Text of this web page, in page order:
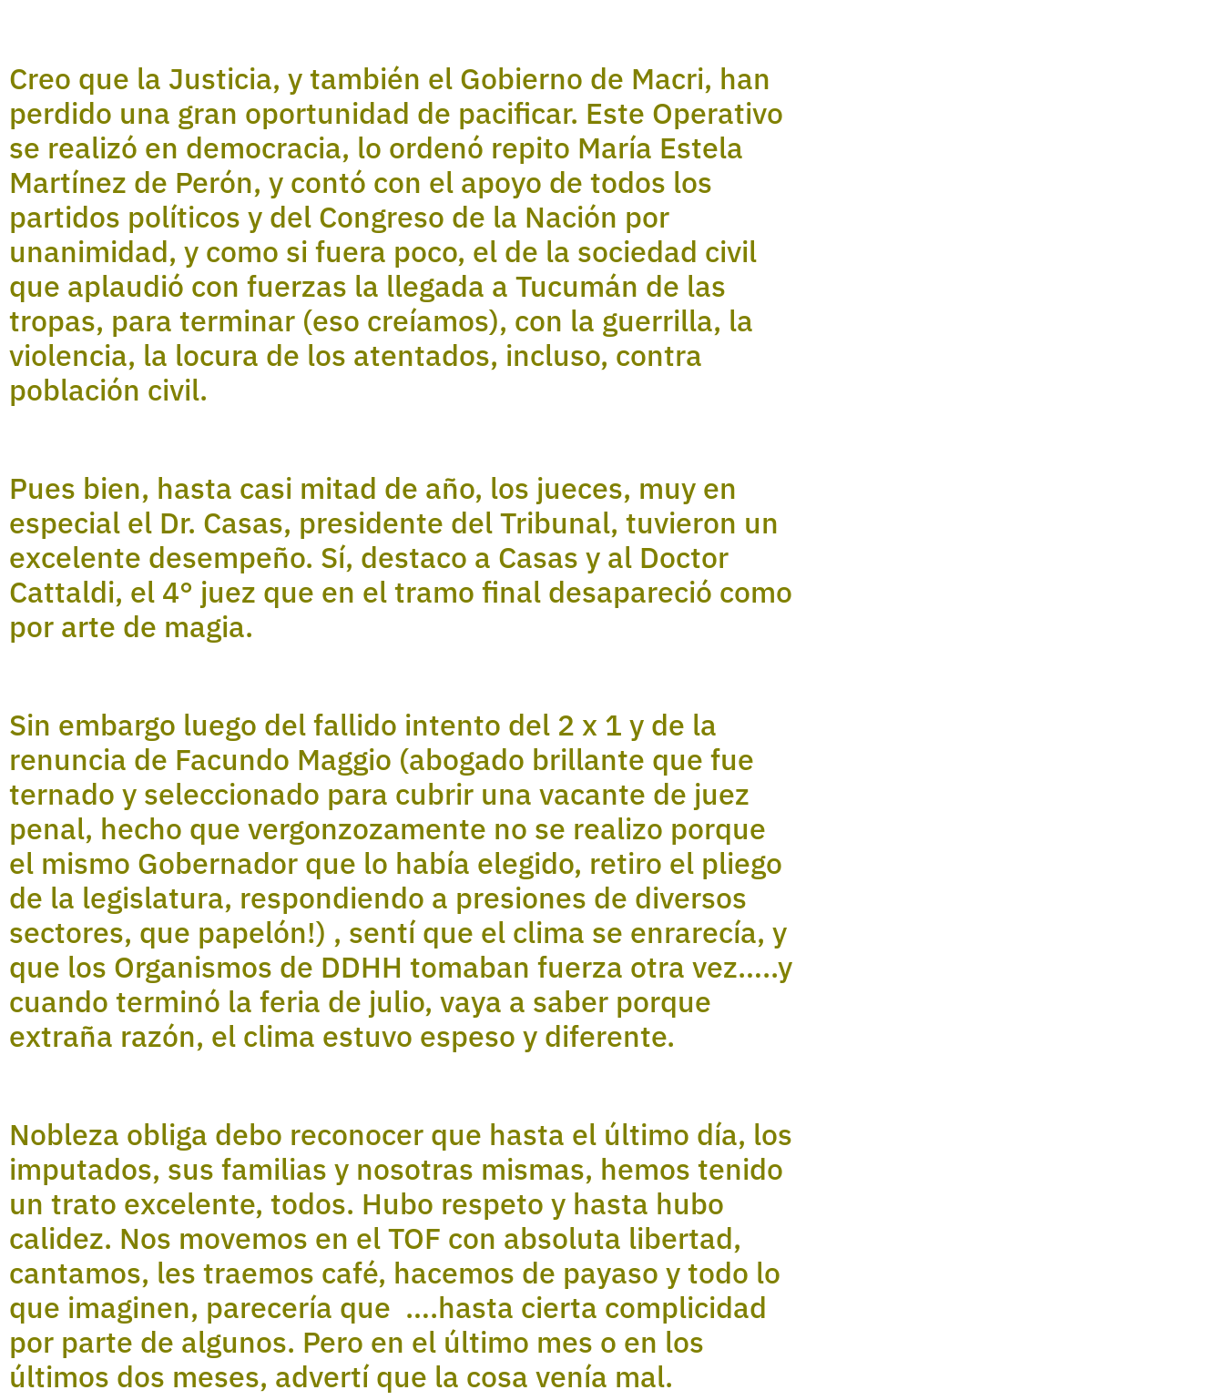
Creo que la Justicia, y también el Gobierno de Macri, han
perdido una gran oportunidad de pacificar. Este Operativo
se realizó en democracia, lo ordenó repito María Estela
Martínez de Perón, y contó con el apoyo de todos los
partidos políticos y del Congreso de la Nación por
unanimidad, y como si fuera poco, el de la sociedad civil
que aplaudió con fuerzas la llegada a Tucumán de las
tropas, para terminar (eso creíamos), con la guerrilla, la
violencia, la locura de los atentados, incluso, contra
población civil.
Pues bien, hasta casi mitad de año, los jueces, muy en
especial el Dr. Casas, presidente del Tribunal, tuvieron un
excelente desempeño. Sí, destaco a Casas y al Doctor
Cattaldi, el 4° juez que en el tramo final desapareció como
por arte de magia.
Sin embargo luego del fallido intento del 2 x 1 y de la
renuncia de Facundo Maggio (abogado brillante que fue
ternado y seleccionado para cubrir una vacante de juez
penal, hecho que vergonzozamente no se realizo porque
el mismo Gobernador que lo había elegido, retiro el pliego
de la legislatura, respondiendo a presiones de diversos
sectores, que papelón!) , sentí que el clima se enrarecía, y
que los Organismos de DDHH tomaban fuerza otra vez…..y
cuando terminó la feria de julio, vaya a saber porque
extraña razón, el clima estuvo espeso y diferente.
Nobleza obliga debo reconocer que hasta el último día, los
imputados, sus familias y nosotras mismas, hemos tenido
un trato excelente, todos. Hubo respeto y hasta hubo
calidez. Nos movemos en el TOF con absoluta libertad,
cantamos, les traemos café, hacemos de payaso y todo lo
que imaginen, parecería que ….hasta cierta complicidad
por parte de algunos. Pero en el último mes o en los
últimos dos meses, advertí que la cosa venía mal.